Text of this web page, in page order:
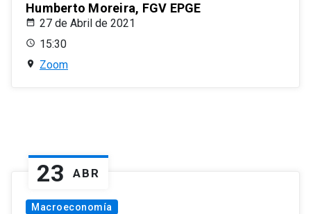
Humberto Moreira, FGV EPGE
27 de Abril de 2021
15:30
Zoom
23 ABR
Macroeconomía